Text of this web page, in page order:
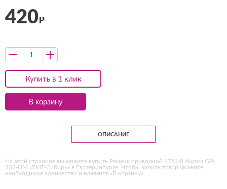
Купить в 1 клик
420Р
В корзину
ОПИСАНИЕ
На этой странице вы можете купить Ремень приводной 17XL-8 Aurora GP-
202-HM «ТМТ-Сибирь» в Екатеринбурге. Чтобы купить товар укажите
необходимое количество и нажмите «В корзину».